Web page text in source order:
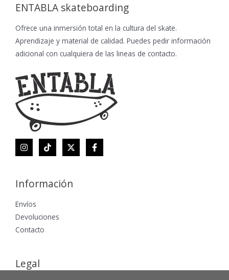
ENTABLA skateboarding
Ofrece una inmersión total en la cultura del skate.
Aprendizaje y material de calidad. Puedes pedir información
adicional con cualquiera de las lineas de contacto.
Información
Envíos
Devoluciones
Contacto
Legal